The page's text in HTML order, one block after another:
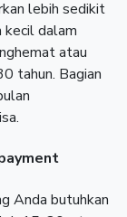
lebih sedikit
kecil dalam
atau
tahun. Bagian
Anda butuhkan